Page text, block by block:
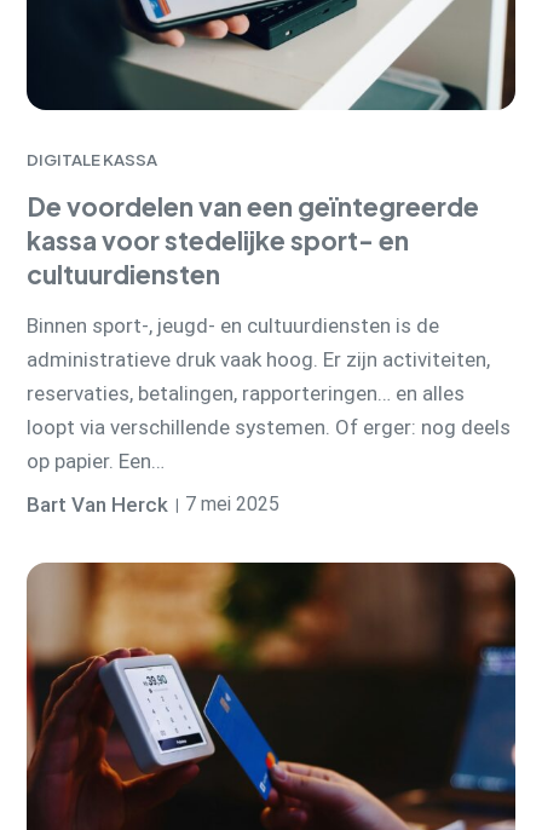
DIGITALE KASSA
De voordelen van een geïntegreerde
kassa voor stedelijke sport- en
cultuurdiensten
Binnen sport-, jeugd- en cultuurdiensten is de
administratieve druk vaak hoog. Er zijn activiteiten,
reservaties, betalingen, rapporteringen… en alles
loopt via verschillende systemen. Of erger: nog deels
op papier. Een…
Bart Van Herck
7 mei 2025